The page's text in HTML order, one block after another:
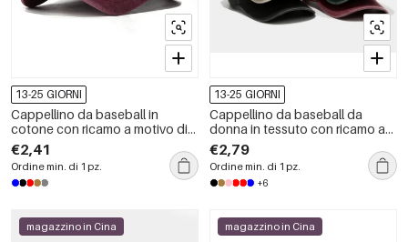
13-25 GIORNI
Cappellino da baseball in
cotone con ricamo a motivo di
cavallini.
€2,41
Ordine min. di 1 pz.
13-25 GIORNI
Cappellino da baseball da
donna in tessuto con ricamo a
cuore casual
€2,79
Ordine min. di 1 pz.
+6
magazzino in Cina magazzino in Cina